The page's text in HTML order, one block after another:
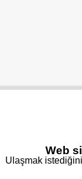
Web
Ulaşmak